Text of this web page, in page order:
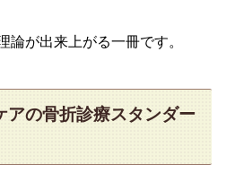
論が出来上がる一冊です。
アの骨折診療スタンダー